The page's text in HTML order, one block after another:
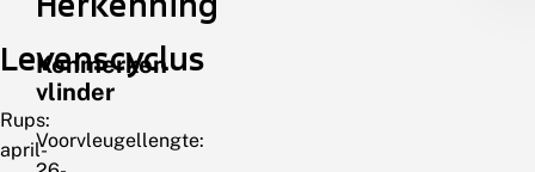
Levenscyclus
Rups:
april-
Kenmerken
vlinder
Voorvleugellengte: